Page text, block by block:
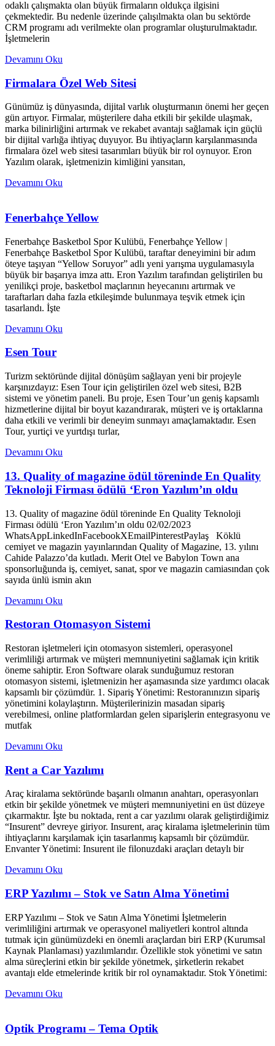
odaklı çalışmakta olan büyük firmaların oldukça ilgisini
çekmektedir. Bu nedenle üzerinde çalışılmakta olan bu sektörde
CRM programı adı verilmekte olan programlar oluşturulmaktadır.
İşletmelerin
Devamını Oku
Firmalara Özel Web Sitesi
Günümüz iş dünyasında, dijital varlık oluşturmanın önemi her geçen
gün artıyor. Firmalar, müşterilere daha etkili bir şekilde ulaşmak,
marka bilinirliğini artırmak ve rekabet avantajı sağlamak için güçlü
bir dijital varlığa ihtiyaç duyuyor. Bu ihtiyaçların karşılanmasında
firmalara özel web sitesi tasarımları büyük bir rol oynuyor. Eron
Yazılım olarak, işletmenizin kimliğini yansıtan,
Devamını Oku
Fenerbahçe Yellow
Fenerbahçe Basketbol Spor Kulübü, Fenerbahçe Yellow |
Fenerbahçe Basketbol Spor Kulübü, taraftar deneyimini bir adım
öteye taşıyan “Yellow Soruyor” adlı yeni yarışma uygulamasıyla
büyük bir başarıya imza attı. Eron Yazılım tarafından geliştirilen bu
yenilikçi proje, basketbol maçlarının heyecanını artırmak ve
taraftarları daha fazla etkileşimde bulunmaya teşvik etmek için
tasarlandı. İşte
Devamını Oku
Esen Tour
Turizm sektöründe dijital dönüşüm sağlayan yeni bir projeyle
karşınızdayız: Esen Tour için geliştirilen özel web sitesi, B2B
sistemi ve yönetim paneli. Bu proje, Esen Tour’un geniş kapsamlı
hizmetlerine dijital bir boyut kazandırarak, müşteri ve iş ortaklarına
daha etkili ve verimli bir deneyim sunmayı amaçlamaktadır. Esen
Tour, yurtiçi ve yurtdışı turlar,
Devamını Oku
13. Quality of magazine ödül töreninde En Quality
Teknoloji Firması ödülü ‘Eron Yazılım’ın oldu
13. Quality of magazine ödül töreninde En Quality Teknoloji
Firması ödülü ‘Eron Yazılım’ın oldu 02/02/2023
WhatsAppLinkedInFacebookXEmailPinterestPaylaş Köklü
cemiyet ve magazin yayınlarından Quality of Magazine, 13. yılını
Cahide Palazzo’da kutladı. Merit Otel ve Babylon Town ana
sponsorluğunda iş, cemiyet, sanat, spor ve magazin camiasından çok
sayıda ünlü ismin akın
Devamını Oku
Restoran Otomasyon Sistemi
Restoran işletmeleri için otomasyon sistemleri, operasyonel
verimliliği artırmak ve müşteri memnuniyetini sağlamak için kritik
öneme sahiptir. Eron Software olarak sunduğumuz restoran
otomasyon sistemi, işletmenizin her aşamasında size yardımcı olacak
kapsamlı bir çözümdür. 1. Sipariş Yönetimi: Restoranınızın sipariş
yönetimini kolaylaştırın. Müşterilerinizin masadan sipariş
verebilmesi, online platformlardan gelen siparişlerin entegrasyonu ve
mutfak
Devamını Oku
Rent a Car Yazılımı
Araç kiralama sektöründe başarılı olmanın anahtarı, operasyonları
etkin bir şekilde yönetmek ve müşteri memnuniyetini en üst düzeye
çıkarmaktır. İşte bu noktada, rent a car yazılımı olarak geliştirdiğimiz
“Insurent” devreye giriyor. Insurent, araç kiralama işletmelerinin tüm
ihtiyaçlarını karşılamak için tasarlanmış kapsamlı bir çözümdür.
Envanter Yönetimi: Insurent ile filonuzdaki araçları detaylı bir
Devamını Oku
ERP Yazılımı – Stok ve Satın Alma Yönetimi
ERP Yazılımı – Stok ve Satın Alma Yönetimi İşletmelerin
verimliliğini artırmak ve operasyonel maliyetleri kontrol altında
tutmak için günümüzdeki en önemli araçlardan biri ERP (Kurumsal
Kaynak Planlaması) yazılımlarıdır. Özellikle stok yönetimi ve satın
alma süreçlerini etkin bir şekilde yönetmek, şirketlerin rekabet
avantajı elde etmelerinde kritik bir rol oynamaktadır. Stok Yönetimi:
Devamını Oku
Optik Programı – Tema Optik